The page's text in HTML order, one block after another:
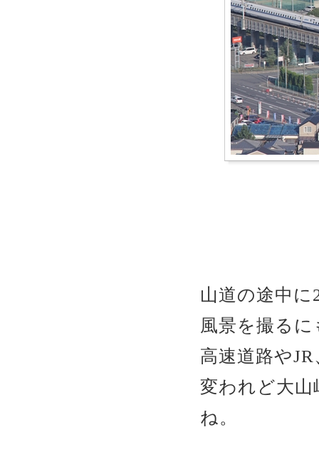
山道の途中
風景を撮る
高速道路や
変われど大
ね。